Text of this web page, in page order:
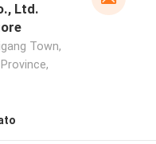
Ltd.
Town,